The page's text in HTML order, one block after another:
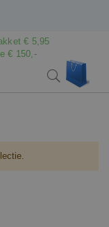
€ 5,95
€ 150,-
Search